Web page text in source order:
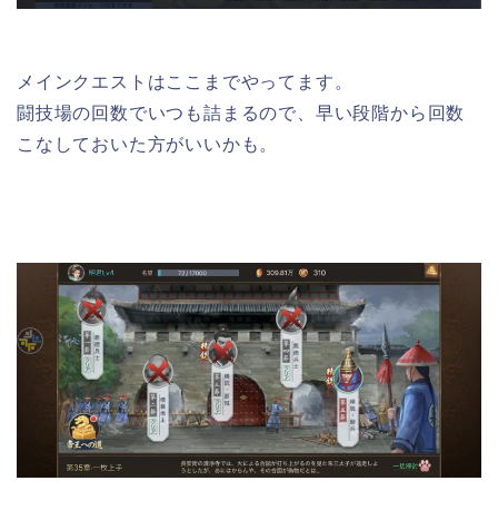
メインクエストはここまでやってます。
闘技場の回数でいつも詰まるので、早い段階から回数
こなしておいた方がいいかも。